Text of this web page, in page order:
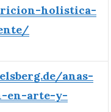
holistica-
anas-
en-arte-y-